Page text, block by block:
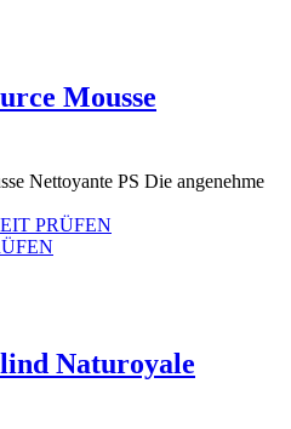
Mousse
Nettoyante PS Die angenehme
PRÜFEN
Naturoyale